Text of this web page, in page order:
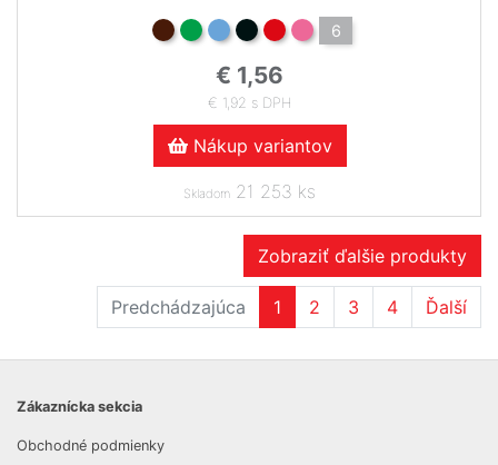
6
€ 1,56
€ 1,92 s DPH
Nákup variantov
Skladom 21 253 ks
Zobraziť ďalšie produkty
Predchádzajúca 1 2 3 4 Ďalší
Zákaznícka sekcia
Obchodné podmienky